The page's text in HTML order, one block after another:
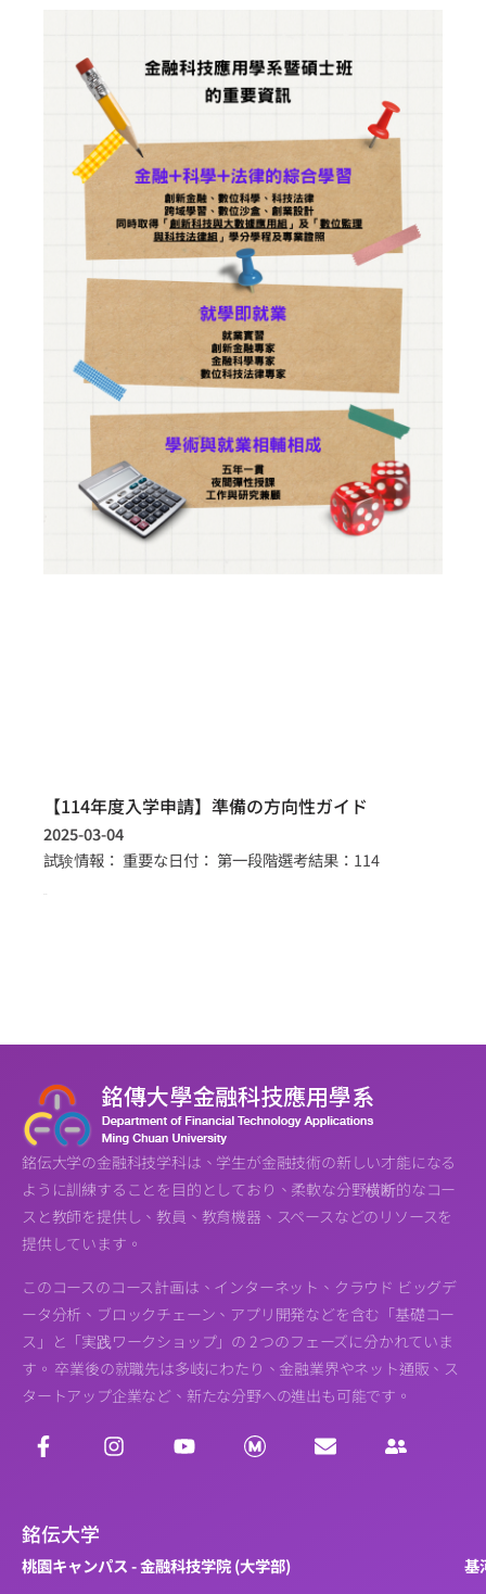
【114年度入学申請】準備の方向性ガイド
2025-03-04
試験情報： 重要な日付： 第一段階選考結果：114
銘伝大学の金融科技学科は、学生が金融技術の新しい才能になる
ように訓練することを目的としており、柔軟な分野横断的なコー
スと教師を提供し、教員、教育機器、スペースなどのリソースを
提供しています。
このコースのコース計画は、インターネット、クラウド ビッグデ
ータ分析、ブロックチェーン、アプリ開発などを含む「基礎コー
ス」と「実践ワークショップ」の 2 つのフェーズに分かれていま
す。 卒業後の就職先は多岐にわたり、金融業界やネット通販、ス
タートアップ企業など、新たな分野への進出も可能です。
銘伝大学
桃園キャンパス - 金融科技学院 (大学部) 基